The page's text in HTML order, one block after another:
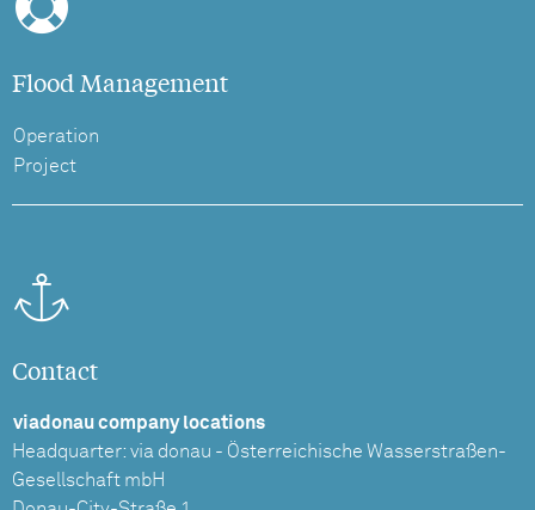
Flood Management
Operation
Project
Contact
viadonau company locations
Headquarter: via donau - Österreichische Wasserstraßen-
Gesellschaft mbH